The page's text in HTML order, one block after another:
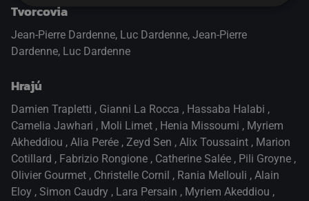
Tvorcovia
Jean-Pierre Dardenne, Luc Dardenne, Jean-Pierre
Dardenne, Luc Dardenne
Hrajú
Damien Trapletti , Gianni La Rocca , Hassaba Halabi ,
Camelia Jawhari , Moli Limet , Henia Missoumi , Myriem
Akheddiou , Alia Perée , Zeyd Sen , Alix Toussaint , Marion
Cotillard , Fabrizio Rongione , Catherine Salée , Pili Groyne ,
Olivier Gourmet , Christelle Cornil , Rania Mellouli , Alain
Eloy , Simon Caudry , Lara Persain , Myriem Akeddiou ,